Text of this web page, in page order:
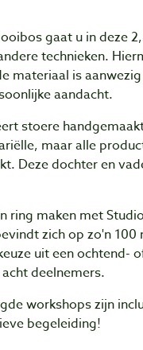
gaat u in deze
technieken.
materiaal is
aandacht.
stoere
maar alle
Deze dochter en
ring maken met
zich op zo'n
uit een ochtend-
deelnemers.
workshops zijn
begeleiding!